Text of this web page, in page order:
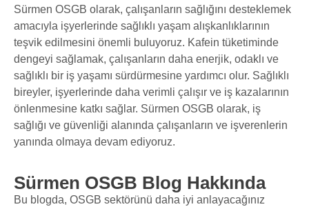
Sürmen OSGB olarak, çalışanların sağlığını desteklemek
amacıyla işyerlerinde sağlıklı yaşam alışkanlıklarının
teşvik edilmesini önemli buluyoruz. Kafein tüketiminde
dengeyi sağlamak, çalışanların daha enerjik, odaklı ve
sağlıklı bir iş yaşamı sürdürmesine yardımcı olur. Sağlıklı
bireyler, işyerlerinde daha verimli çalışır ve iş kazalarının
önlenmesine katkı sağlar. Sürmen OSGB olarak, iş
sağlığı ve güvenliği alanında çalışanların ve işverenlerin
yanında olmaya devam ediyoruz.
Sürmen OSGB Blog Hakkında
Bu blogda, OSGB sektörünü daha iyi anlayacağınız